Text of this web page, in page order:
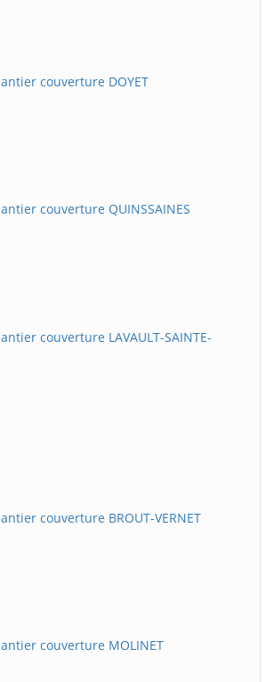
couverture DOYET
couverture QUINSSAINES
couverture LAVAULT-SAINTE-
couverture BROUT-VERNET
couverture MOLINET